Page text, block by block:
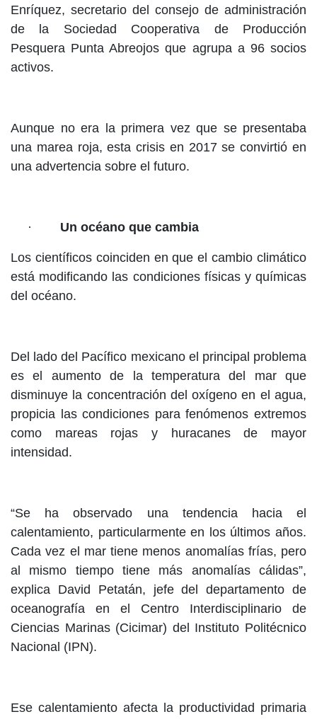
Enríquez, secretario del consejo de administración
de la Sociedad Cooperativa de Producción
Pesquera Punta Abreojos que agrupa a 96 socios
activos.
Aunque no era la primera vez que se presentaba
una marea roja, esta crisis en 2017 se convirtió en
una advertencia sobre el futuro.
· Un océano que cambia
Los científicos coinciden en que el cambio climático
está modificando las condiciones físicas y químicas
del océano.
Del lado del Pacífico mexicano el principal problema
es el aumento de la temperatura del mar que
disminuye la concentración del oxígeno en el agua,
propicia las condiciones para fenómenos extremos
como mareas rojas y huracanes de mayor
intensidad.
“Se ha observado una tendencia hacia el
calentamiento, particularmente en los últimos años.
Cada vez el mar tiene menos anomalías frías, pero
al mismo tiempo tiene más anomalías cálidas”,
explica David Petatán, jefe del departamento de
oceanografía en el Centro Interdisciplinario de
Ciencias Marinas (Cicimar) del Instituto Politécnico
Nacional (IPN).
Ese calentamiento afecta la productividad primaria